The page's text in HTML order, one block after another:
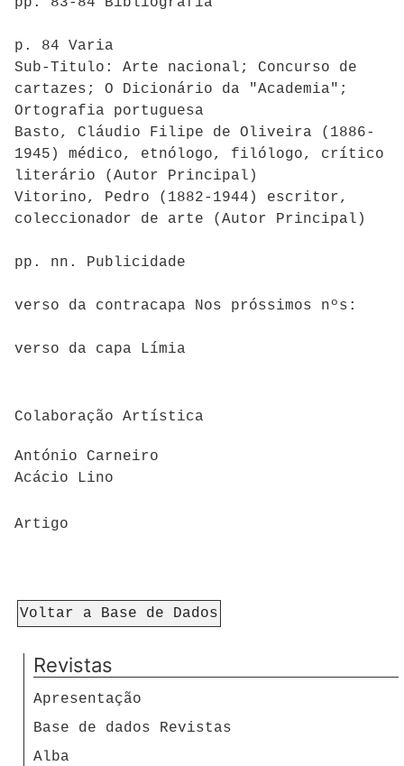
p. 84 Varia
Sub-Titulo: Arte nacional; Concurso de
cartazes; O Dicionário da "Academia";
Ortografia portuguesa
Basto, Cláudio Filipe de Oliveira (1886-
1945) médico, etnólogo, filólogo, crítico
literário (Autor Principal)
Vitorino, Pedro (1882-1944) escritor,
coleccionador de arte (Autor Principal)
pp. nn. Publicidade
verso da contracapa Nos próssimos nºs:
verso da capa Límia
Colaboração Artística
António Carneiro
Acácio Lino
Artigo
Voltar a Base de Dados
Revistas
Apresentação
Base de dados Revistas
Alba